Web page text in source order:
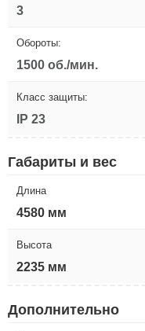
3
Обороты:
1500 об./мин.
Класс защиты:
IP 23
Габариты и вес
Длина
4580 мм
Высота
2235 мм
Дополнительно